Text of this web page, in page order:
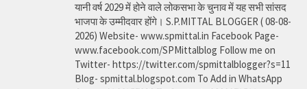
यानी वर्ष 2029 में होने वाले लोकसभा के चुनाव में यह सभी सांसद
भाजपा के उम्मीदवार होंगे। S.P.MITTAL BLOGGER ( 08-08-
2026) Website- www.spmittal.in Facebook Page-
www.facebook.com/SPMittalblog Follow me on
Twitter- https://twitter.com/spmittalblogger?s=11
Blog- spmittal.blogspot.com To Add in WhatsApp